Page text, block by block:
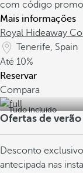
com código
Mais informações
Royal Hideaway
Tenerife, Spain
Até 10%
Reservar
Compara
Tudo incluído
Ofertas de verão
Desconto
antecipada nas